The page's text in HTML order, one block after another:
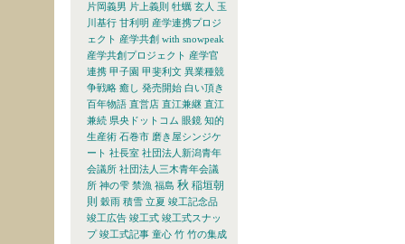
片岡義男 片上義則 牡蠣 玄人 玉
川基行 甘利明 産学連携プロジ
ェクト 産学共創 with snowpeak
産学共創プロジェクト 産学官
連携 甲子園 甲斐利文 異業種競
争戦略 癒し 発売開始 白い頂き
百年物語 直営店 直江兼継 直江
兼続 県央ドットコム 眼鏡 知的
生産術 石巻市 磨き屋シンジケ
ート 社長室 社団法人新潟青年
会議所 社団法人三木青年会議
所 神の雫 禁漁 福島 秋 稲垣朝
則 穀雨 積雪 立夏 竣工記念品
竣工広告 竣工式 竣工式スナッ
プ 竣工式記事 童心 竹 竹の集成